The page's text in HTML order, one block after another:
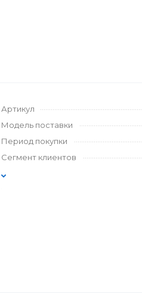
Артикул
Модель поставки
Период покупки
Сегмент клиентов